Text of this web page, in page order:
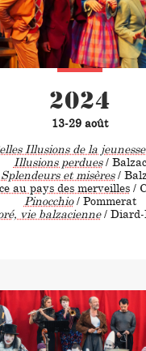
2024
13-29 août
Illusions de la jeunesse
Illusions perdues/ Balzac
Splendeurs et misères/
au pays des merveilles/
Pinocchio/ Pommerat
vie balzacienne /